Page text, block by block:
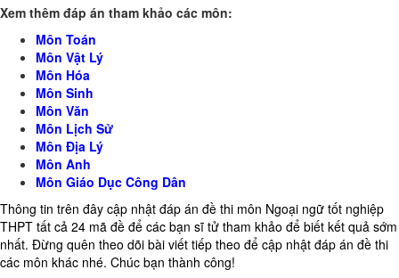
Xem thêm đáp án tham khảo các môn:
Môn Toán
Môn Vật Lý
Môn Hóa
Môn Sinh
Môn Văn
Môn Lịch Sử
Môn Địa Lý
Môn Anh
Môn Giáo Dục Công Dân
Thông tin trên đây cập nhật đáp án đề thi môn Ngoại ngữ tốt nghiệp
THPT tất cả 24 mã đề để các bạn sĩ tử tham khảo để biết kết quả sớm
nhất. Đừng quên theo dõi bài viết tiếp theo để cập nhật đáp án đề thi
các môn khác nhé. Chúc bạn thành công!